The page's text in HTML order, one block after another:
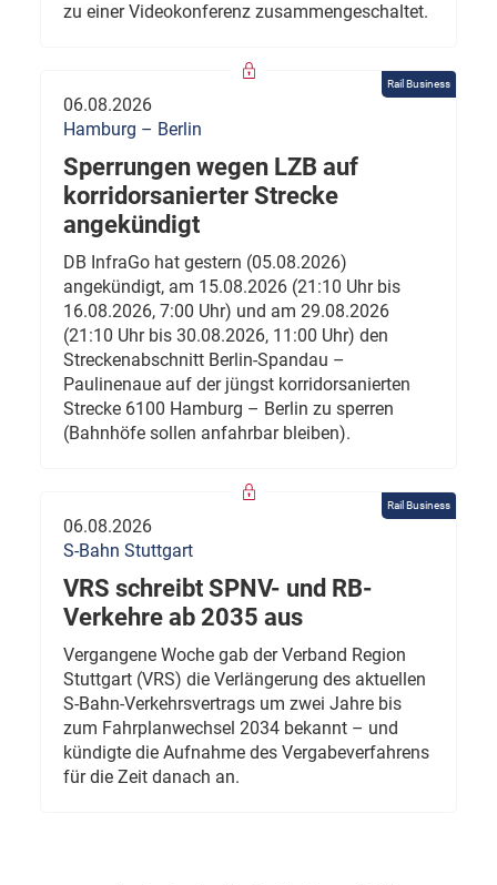
zu einer Videokonferenz zusammengeschaltet.
Rail Business
06.08.2026
Hamburg – Berlin
Sperrungen wegen LZB auf
korridorsanierter Strecke
angekündigt
DB InfraGo hat gestern (05.08.2026)
angekündigt, am 15.08.2026 (21:10 Uhr bis
16.08.2026, 7:00 Uhr) und am 29.08.2026
(21:10 Uhr bis 30.08.2026, 11:00 Uhr) den
Streckenabschnitt Berlin-Spandau –
Paulinenaue auf der jüngst korridorsanierten
Strecke 6100 Hamburg – Berlin zu sperren
(Bahnhöfe sollen anfahrbar bleiben).
Rail Business
06.08.2026
S-Bahn Stuttgart
VRS schreibt SPNV- und RB-
Verkehre ab 2035 aus
Vergangene Woche gab der Verband Region
Stuttgart (VRS) die Verlängerung des aktuellen
S-Bahn-Verkehrsvertrags um zwei Jahre bis
zum Fahrplanwechsel 2034 bekannt – und
kündigte die Aufnahme des Vergabeverfahrens
für die Zeit danach an.